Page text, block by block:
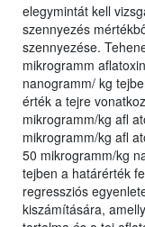
elegymintát kell
szennyezés
szennyezése.
mikrogramm
nanogramm/ kg
érték a tejre
mikrogramm/kg afl
mikrogramm/kg afl
50 mikrogramm/kg
tejben a határérték
regressziós
kiszámítására,